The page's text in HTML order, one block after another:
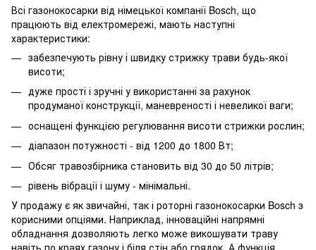
Всі газонокосарки від німецької компанії Bosch, що
працюють від електромережі, мають наступні
характеристики:
забезпечують рівну і швидку стрижку трави будь-якої
висоти;
дуже прості і зручні у використанні за рахунок
продуманої конструкції, маневреності і невеликої ваги;
оснащені функцією регулювання висоти стрижки рослин;
діапазон потужності - від 1200 до 1800 Вт;
Обсяг травозбірника становить від 30 до 50 літрів;
рівень вібрації і шуму - мінімальні.
У продажу є як звичайні, так і роторні газонокосарки Bosch з
корисними опціями. Наприклад, інноваційні напрямні
обладнання дозволяють легко може викошувати траву